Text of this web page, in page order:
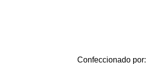
Confeccionado por: